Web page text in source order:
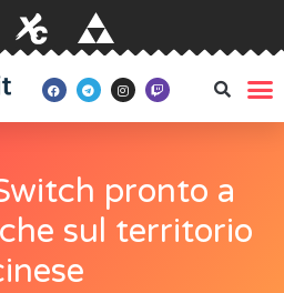
pronto a
sul territorio